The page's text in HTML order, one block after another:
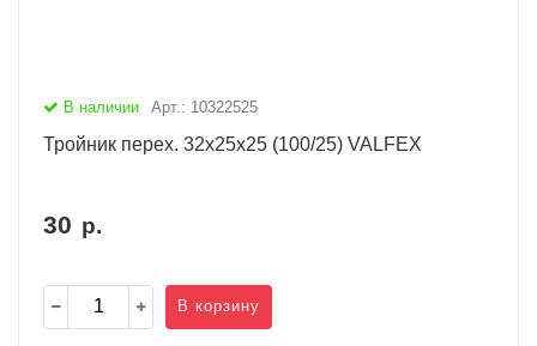
В наличии Арт.: 10322525
Тройник перех. 32х25х25 (100/25) VALFEX
30 р.
В корзину